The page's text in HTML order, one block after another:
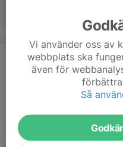
20
Ons
Vi använder oss av
webbplats ska
även för
Så